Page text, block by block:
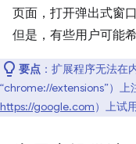
页面，打开弹出式窗
但是，有些用户可能
要点 ：扩展程序无法在
“chrome://extensions”）
https://google.com）上试